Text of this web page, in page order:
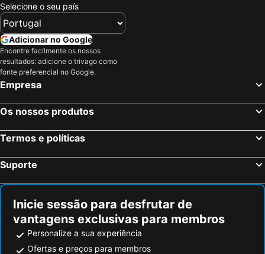
Ginza Metro Station
Haneda Airport Terminal 1 Station
Akihabara Metro Station
Ueno Metro Station
Hakone Yumoto hot spring
Uneo
Kawaguchi Lake
Aeroporto Internacional de Narita
Haneda Airport International Terminal Station
Kabukicho
Minato
Prefeitura Metropolitana de Tóquio
Ebisu Station
Omotesando Station
Kawasaki Station
Hakone Gora Park
Nihonbashi Station-Tokyo
Haneda Airport Terminal 2
Selecione o seu país
Adicionar no Google
Encontre facilmente os nossos
resultados: adicione o trivago como
fonte preferencial no Google.
Empresa
Os nossos produtos
Termos e políticas
Suporte
Inicie sessão para desfrutar de
vantagens exclusivas para membros
Personalize a sua experiência
Ofertas e preços para membros